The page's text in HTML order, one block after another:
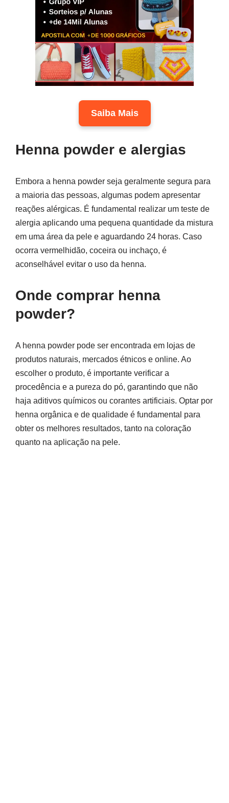
Saiba Mais
Henna powder e alergias
Embora a henna powder seja geralmente segura para
a maioria das pessoas, algumas podem apresentar
reações alérgicas. É fundamental realizar um teste de
alergia aplicando uma pequena quantidade da mistura
em uma área da pele e aguardando 24 horas. Caso
ocorra vermelhidão, coceira ou inchaço, é
aconselhável evitar o uso da henna.
Onde comprar henna
powder?
A henna powder pode ser encontrada em lojas de
produtos naturais, mercados étnicos e online. Ao
escolher o produto, é importante verificar a
procedência e a pureza do pó, garantindo que não
haja aditivos químicos ou corantes artificiais. Optar por
henna orgânica e de qualidade é fundamental para
obter os melhores resultados, tanto na coloração
quanto na aplicação na pele.